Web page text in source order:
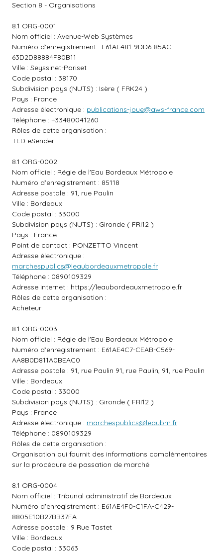
Section 8 - Organisations
8.1 ORG-0001
Nom officiel : Avenue-Web Systèmes
Numéro d'enregistrement : E61AE481-9DD6-85AC-
63D2D88884F80B11
Ville : Seyssinet-Pariset
Code postal : 38170
Subdivision pays (NUTS) : Isère ( FRK24 )
Pays : France
Adresse électronique : publications-joue@aws-france.com
Téléphone : +33480041260
Rôles de cette organisation :
TED eSender
8.1 ORG-0002
Nom officiel : Régie de l'Eau Bordeaux Métropole
Numéro d'enregistrement : 85118
Adresse postale : 91, rue Paulin
Ville : Bordeaux
Code postal : 33000
Subdivision pays (NUTS) : Gironde ( FRI12 )
Pays : France
Point de contact : PONZETTO Vincent
Adresse électronique :
marchespublics@leaubordeauxmetropole.fr
Téléphone : 0890109329
Adresse internet : https://leaubordeauxmetropole.fr
Rôles de cette organisation :
Acheteur
8.1 ORG-0003
Nom officiel : Régie de l'Eau Bordeaux Métropole
Numéro d'enregistrement : E61AE4C7-CEAB-C569-
AA8B0D811A0BEAC0
Adresse postale : 91, rue Paulin 91, rue Paulin, 91, rue Paulin
Ville : Bordeaux
Code postal : 33000
Subdivision pays (NUTS) : Gironde ( FRI12 )
Pays : France
Adresse électronique : marchespublics@leaubm.fr
Téléphone : 0890109329
Rôles de cette organisation :
Organisation qui fournit des informations complémentaires
sur la procédure de passation de marché
8.1 ORG-0004
Nom officiel : Tribunal administratif de Bordeaux
Numéro d'enregistrement : E61AE4F0-C1FA-C429-
8805E10B27BB37FA
Adresse postale : 9 Rue Tastet
Ville : Bordeaux
Code postal : 33063